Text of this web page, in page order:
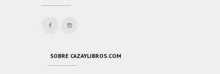
SOBRE CAZAYLIBROS.COM